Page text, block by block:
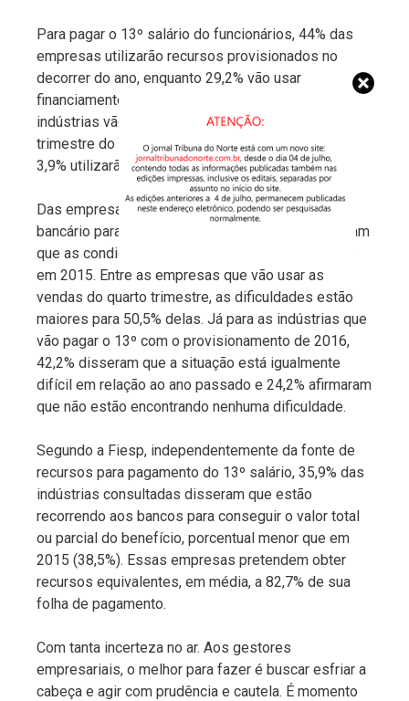
Para pagar o 13º salário do funcionários, 44% das
empresas utilizarão recursos provisionados no
decorrer do ano, enquanto 29,2% vão usar
financiamento de terceiros. Outros 21,5% das
indústrias vão aproveitar as vendas do último
trimestre do ano para pagar o 13º salário e ainda
3,9% utilizarão outras fontes de recursos.
Das empresas que vão utilizar financiamento
bancário para pagar o 13º salário, 73% consideraram
que as condições estão mais complicadas do que
em 2015. Entre as empresas que vão usar as
vendas do quarto trimestre, as dificuldades estão
maiores para 50,5% delas. Já para as indústrias que
vão pagar o 13º com o provisionamento de 2016,
42,2% disseram que a situação está igualmente
difícil em relação ao ano passado e 24,2% afirmaram
que não estão encontrando nenhuma dificuldade.
Segundo a Fiesp, independentemente da fonte de
recursos para pagamento do 13º salário, 35,9% das
indústrias consultadas disseram que estão
recorrendo aos bancos para conseguir o valor total
ou parcial do benefício, porcentual menor que em
2015 (38,5%). Essas empresas pretendem obter
recursos equivalentes, em média, a 82,7% de sua
folha de pagamento.
Com tanta incerteza no ar. Aos gestores
empresariais, o melhor para fazer é buscar esfriar a
cabeça e agir com prudência e cautela. É momento